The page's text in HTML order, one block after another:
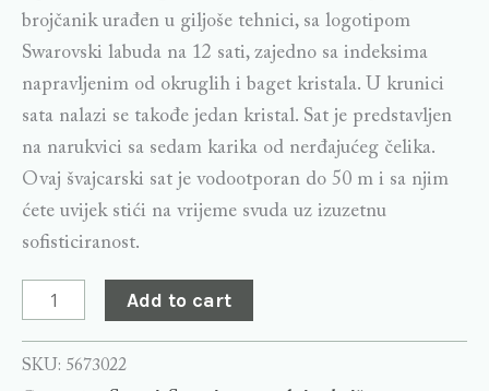
brojčanik urađen u giljoše tehnici, sa logotipom
Swarovski labuda na 12 sati, zajedno sa indeksima
napravljenim od okruglih i baget kristala. U krunici
sata nalazi se takođe jedan kristal. Sat je predstavljen
na narukvici sa sedam karika od nerđajućeg čelika.
Ovaj švajcarski sat je vodootporan do 50 m i sa njim
ćete uvijek stići na vrijeme svuda uz izuzetnu
sofisticiranost.
Add to cart
SKU: 5673022